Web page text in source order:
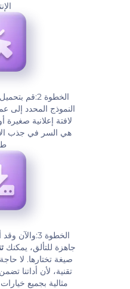
الخطوة 2:قم
النموذج المحدد
لافتة إعلانية صغيرة
هي السر في جذب
الخطوة
جاهزة للتألق، يمكنك
صيغة تختارها. لا
تقنية، لأن أداتنا
مثالية بجميع